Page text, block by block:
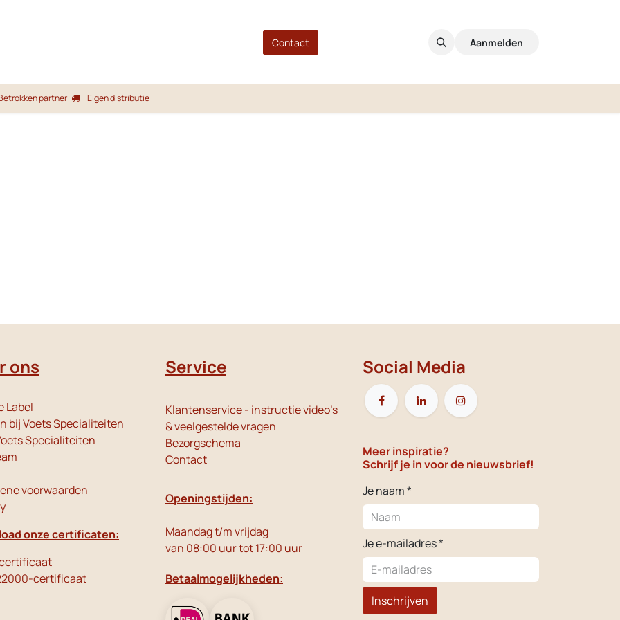
Contact Aanmelden
partner Eigen distributie
ons
Label
bij Voets Specialiteiten
Specialiteiten
voorwaarden
onze certificaten:
certificaat
Service
Klantenservice - instructie video's
& veelgestelde vragen
Bezorgschema
Contact
Openingstijden:
Maandag t/m vrijdag
van 08:00 uur tot 17:00 uur
Betaalmogelijkheden:
Social Media
Meer inspiratie?
Schrijf je in voor de nieuwsbrief!
Je naam *
Je e-mailadres *
Inschrijven